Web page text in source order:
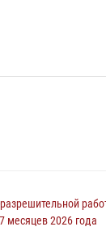
месяцев 2026 года